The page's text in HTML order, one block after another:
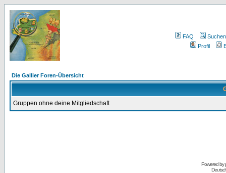
FAQ
Suchen
Profil
Die Gallier Foren-Übersicht
Gruppen ohne deine Mitgliedschaft
Powered by